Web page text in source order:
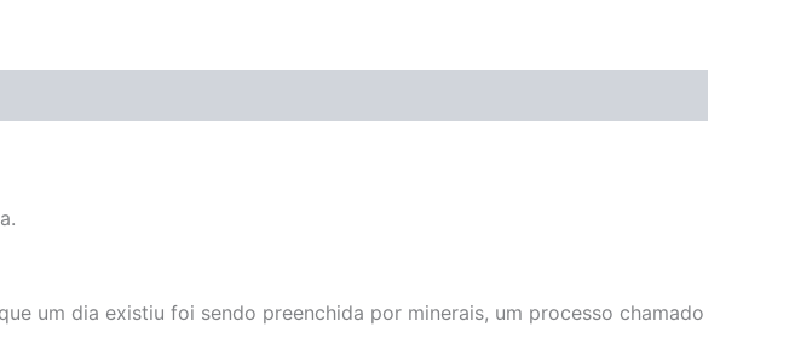
um dia existiu foi sendo preenchida por minerais, um processo chamado